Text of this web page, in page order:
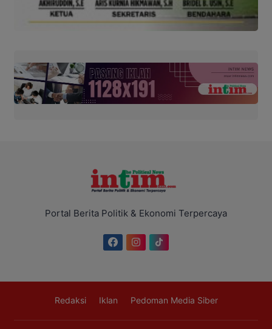
Portal Berita Politik & Ekonomi Terpercaya
Redaksi Iklan Pedoman Media Siber